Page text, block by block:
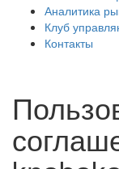
Аналитика
Клуб
Контакты